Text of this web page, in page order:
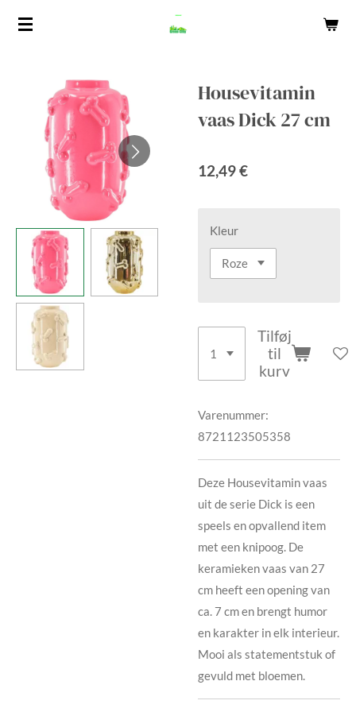
Spring
Housevitamin
vaas Dick 27 cm
12,49 €
Kleur
Tilføj
til
kurv
Varenummer:
8721123505358
Deze Housevitamin vaas
uit de serie Dick is een
speels en opvallend item
met een knipoog. De
keramieken vaas van 27
cm heeft een opening van
ca. 7 cm en brengt humor
en karakter in elk interieur.
Mooi als statementstuk of
gevuld met bloemen.